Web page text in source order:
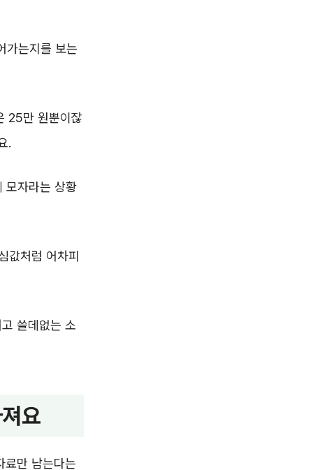
가는지를 보는
25만 원뿐이잖
.
모자라는 상황
값처럼 어차피
쓸데없는 소
요
료만 남는다는